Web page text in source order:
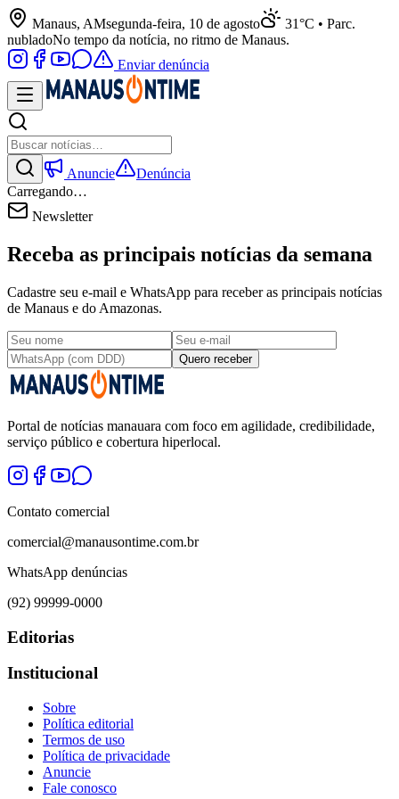
Manaus, AMsegunda-feira, 10 de agosto
31°C • Parc.
nubladoNo tempo da notícia, no ritmo de Manaus.
Enviar denúncia
Anuncie
Denúncia
Carregando…
Newsletter
Receba as principais notícias da semana
Cadastre seu e-mail e WhatsApp para receber as principais notícias
de Manaus e do Amazonas.
Quero receber
Portal de notícias manauara com foco em agilidade, credibilidade,
serviço público e cobertura hiperlocal.
Contato comercial
comercial@manausontime.com.br
WhatsApp denúncias
(92) 99999-0000
Editorias
Institucional
Sobre
Política editorial
Termos de uso
Política de privacidade
Anuncie
Fale conosco